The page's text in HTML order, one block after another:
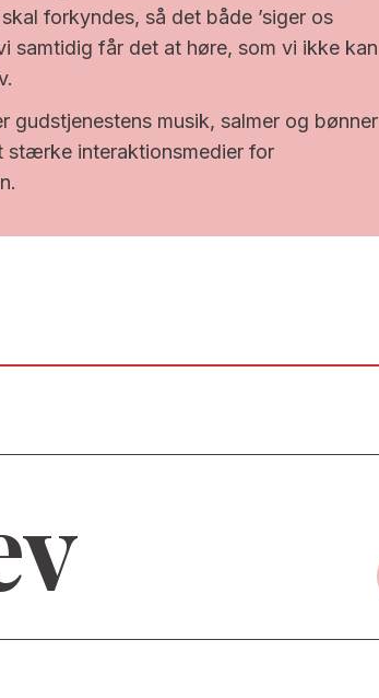
forkyndes, så det både ’siger os
samtidig får det at høre, som vi ikke kan
gudstjenestens musik, salmer og bønner
stærke interaktionsmedier for